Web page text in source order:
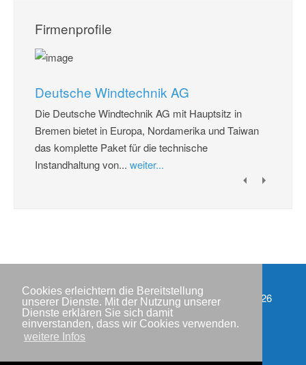
Cookies erleichtern die Bereitstellung
unserer Dienste. Mit der Nutzung unserer
Dienste erklären Sie sich damit
einverstanden, dass wir Cookies verwenden.
weitere Infos
Firmenprofile
Deutsche Windtechnik AG
Die Deutsche Windtechnik AG mit Hauptsitz in
Bremen bietet in Europa, Nordamerika und Taiwan
das komplette Paket für die technische
Instandhaltung von... weiter...
Impressum
Datenschutzerklärung
Kontakt
Newsletter
Copyright © IWR 2026